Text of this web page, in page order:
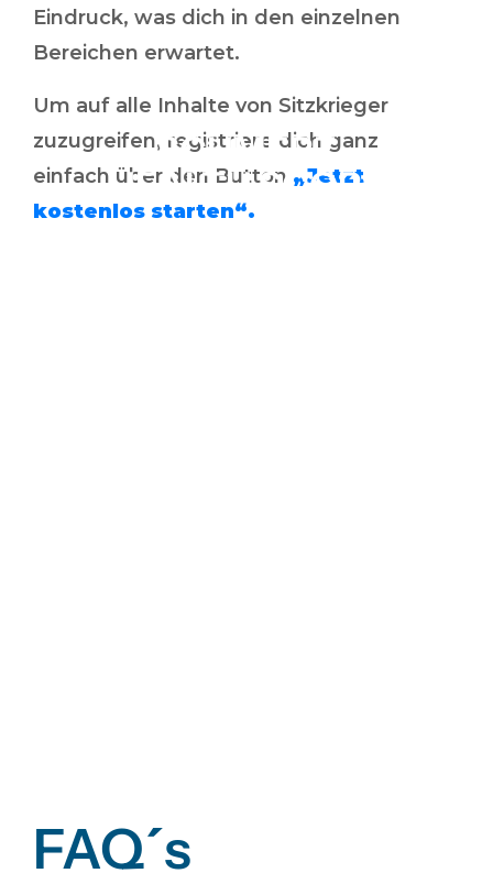
Eindruck, was dich in den einzelnen
Bereichen erwartet.
Um auf alle Inhalte von Sitzkrieger
zuzugreifen, registriere dich ganz
einfach über den Button „Jetzt
kostenlos starten“.
HEALTH SCORE
SCHMERZ
FAQ´s